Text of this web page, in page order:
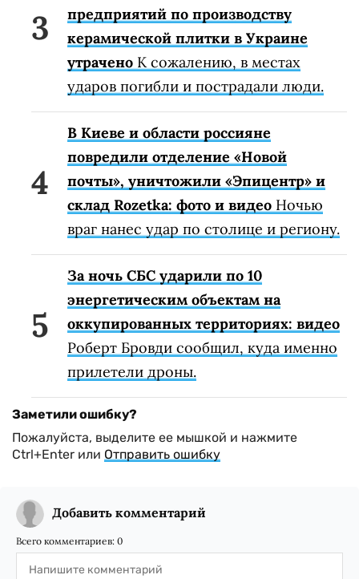
предприятий по производству
керамической плитки в Украине
утрачено К сожалению, в местах
ударов погибли и пострадали люди.
В Киеве и области россияне
повредили отделение «Новой
почты», уничтожили «Эпицентр» и
склад Rozetka: фото и видео Ночью
враг нанес удар по столице и региону.
За ночь СБС ударили по 10
энергетическим объектам на
оккупированных территориях: видео
Роберт Бровди сообщил, куда именно
прилетели дроны.
Заметили ошибку?
Пожалуйста, выделите ее мышкой и нажмите
Ctrl+Enter или Отправить ошибку
Добавить комментарий
Всего комментариев: 0